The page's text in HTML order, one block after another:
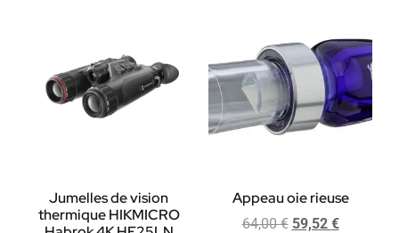
Jumelles de vision
thermique HIKMICRO
Appeau oie rieuse
64,00€ 59,52 €